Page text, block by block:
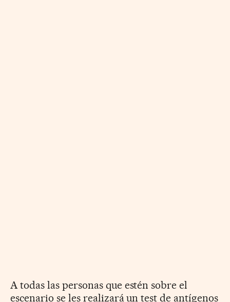
A todas las personas que estén sobre el
escenario se les realizará un test de antígenos